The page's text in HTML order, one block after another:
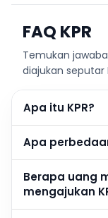
FAQ KPR
Temukan
diajukan seputar
Apa itu KPR?
Apa
Berapa uang
mengajukan